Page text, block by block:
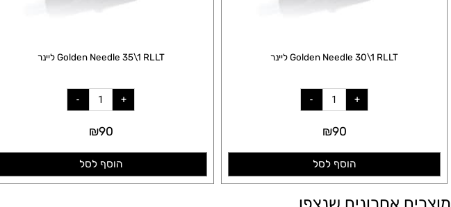
Golden Needle 30\1 RLLT ליינר
₪
הוסף לסל
Golden Needle 35\1 RLLT ליינר
₪